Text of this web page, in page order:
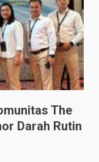
The
Darah Rutin